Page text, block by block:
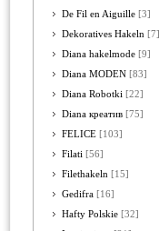
De Fil en Aiguille [3]
Dekoratives Hakeln [7]
Diana hakelmode [9]
Diana MODEN [83]
Diana Robotki [22]
Diana креатив [75]
FELICE [103]
Filati [56]
Filethakeln [15]
Gedifra [16]
Hafty Polskie [32]